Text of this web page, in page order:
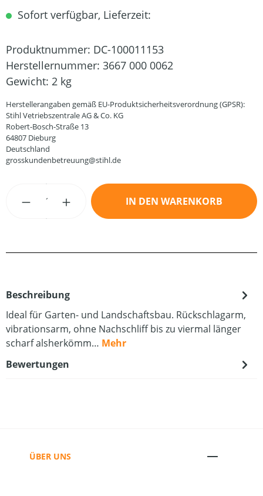
Sofort verfügbar, Lieferzeit:
Produktnummer: DC-100011153
Herstellernummer: 3667 000 0062
Gewicht: 2 kg
Herstellerangaben gemäß EU-Produktsicherheitsverordnung (GPSR):
Stihl Vetriebszentrale AG & Co. KG
Robert-Bosch-Straße 13
64807 Dieburg
Deutschland
grosskundenbetreuung@stihl.de
Produkt Anzahl: Gib den gewünschten
IN DEN WARENKORB
Beschreibung
Ideal für Garten- und Landschaftsbau. Rückschlagarm,
vibrationsarm, ohne Nachschliff bis zu viermal länger
scharf alsherkömm… Mehr
Bewertungen
ÜBER UNS